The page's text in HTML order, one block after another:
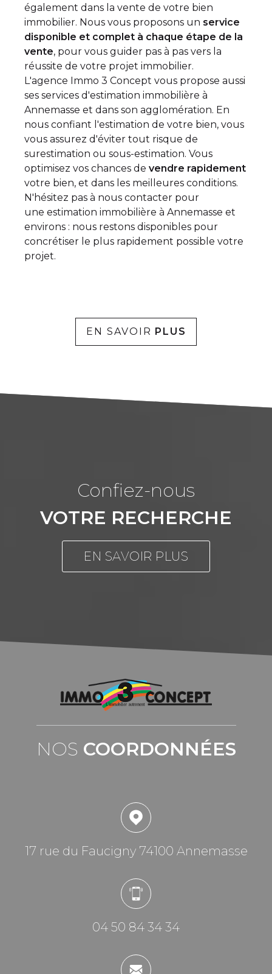
également dans la vente de votre bien
immobilier. Nous vous proposons un service
disponible et complet à chaque étape de la
vente, pour vous guider pas à pas vers la
réussite de votre projet immobilier.
L'agence Immo 3 Concept vous propose aussi
ses services d'estimation immobilière à
Annemasse et dans son agglomération. En
nous confiant l'estimation de votre bien, vous
vous assurez d'éviter tout risque de
surestimation ou sous-estimation. Vous
optimisez vos chances de vendre rapidement
votre bien, et dans les meilleures conditions.
N'hésitez pas à nous contacter pour
une estimation immobilière à Annemasse et
environs : nous restons disponibles pour
concrétiser le plus rapidement possible votre
projet.
EN SAVOIR PLUS
confiez-nous
VOTRE RECHERCHE
EN SAVOIR PLUS
NOS COORDONNÉES
17 rue du Faucigny 74100 Annemasse
04 50 84 34 34